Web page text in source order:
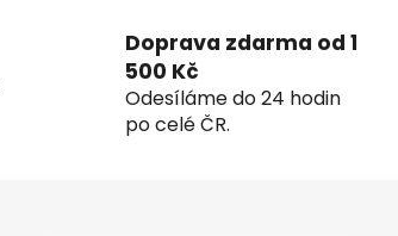
Doprava zdarma od 1
500 Kč
Odesíláme do 24 hodin
po celé ČR.